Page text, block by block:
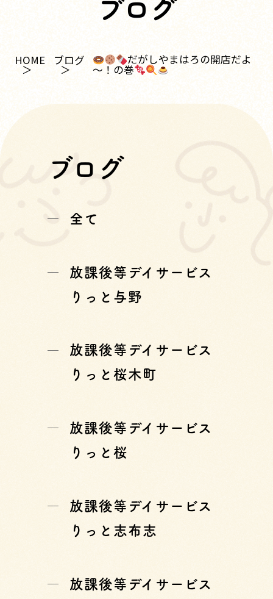
ブログ
HOME ブログ だがしやまはろの開店だよ
～！の巻
ブログ
全て
放課後等デイサービス
りっと与野
放課後等デイサービス
りっと桜木町
放課後等デイサービス
りっと桜
放課後等デイサービス
りっと志布志
放課後等デイサービス